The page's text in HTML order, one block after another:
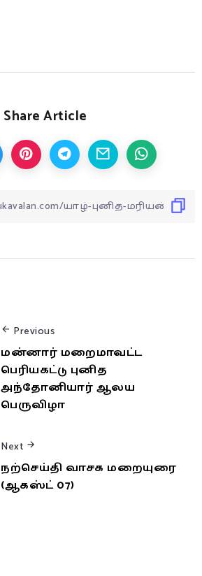
Share Article
Previous
மன்னார் மறைமாவட்ட
பெரியகட்டு புனித
அந்தோனியார் ஆலய
பெருவிழா
Next
நற்செய்தி வாசக மறையுரை
(ஆகஸ்ட் 07)